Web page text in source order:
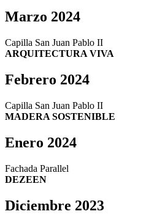
Marzo 2024
Capilla San Juan Pablo II
ARQUITECTURA VIVA
Febrero 2024
Capilla San Juan Pablo II
MADERA SOSTENIBLE
Enero 2024
Fachada Parallel
DEZEEN
Diciembre 2023